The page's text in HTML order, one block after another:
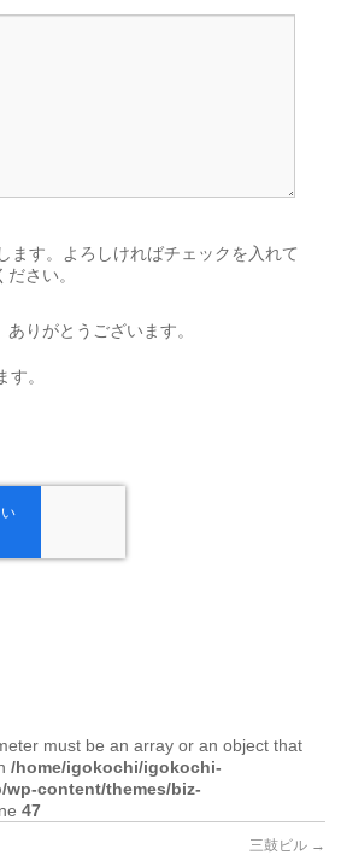
ます。よろしければチェックを入れて
ださい。
りがとうございます。
。
must be an array or an object that
/home/igokochi/igokochi-
content/themes/biz-
47
三鼓ビル →